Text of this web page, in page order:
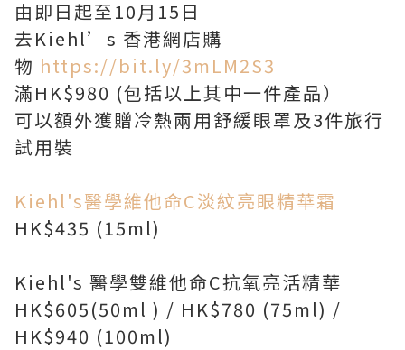
由即日起至10月15日
去Kiehl’s 香港網店購
物 https://bit.ly/3mLM2S3
滿HK$980 (包括以上其中一件產品）
可以額外獲贈冷熱兩用舒緩眼罩及3件旅行
試用裝
Kiehl's醫學維他命C淡紋亮眼精華霜
HK$435 (15ml)
Kiehl's 醫學雙維他命C抗氧亮活精華
HK$605(50ml ) / HK$780 (75ml) /
HK$940 (100ml)